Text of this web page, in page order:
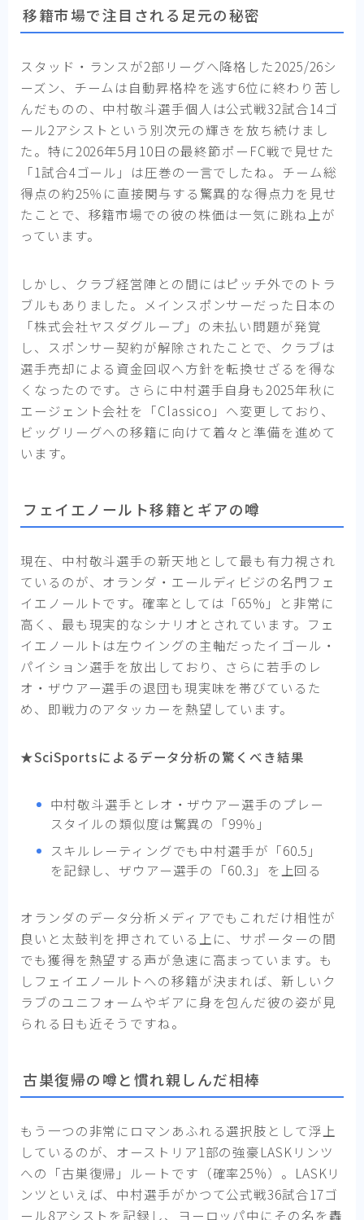
移籍市場で注目される足元の秘密
スタッド・ランスが2部リーグへ降格した2025/26シ
ーズン、チームは自動昇格枠を逃す6位に終わり苦し
んだものの、中村敬斗選手個人は公式戦32試合14ゴ
ール2アシストという別次元の輝きを放ち続けまし
た。特に2026年5月10日の最終節ポーFC戦で見せた
「1試合4ゴール」は圧巻の一言でしたね。チーム総
得点の約25％に直接関与する驚異的な得点力を見せ
たことで、移籍市場での彼の株価は一気に跳ね上が
っています。
しかし、クラブ経営陣との間にはピッチ外でのトラ
ブルもありました。メインスポンサーだった日本の
「株式会社ヤスダグループ」の未払い問題が発覚
し、スポンサー契約が解除されたことで、クラブは
選手売却による資金回収へ方針を転換せざるを得な
くなったのです。さらに中村選手自身も2025年秋に
エージェント会社を「Classico」へ変更しており、
ビッグリーグへの移籍に向けて着々と準備を進めて
います。
フェイエノールト移籍とギアの噂
現在、中村敬斗選手の新天地として最も有力視され
ているのが、オランダ・エールディビジの名門フェ
イエノールトです。確率としては「65%」と非常に
高く、最も現実的なシナリオとされています。フェ
イエノールトは左ウイングの主軸だったイゴール・
パイション選手を放出しており、さらに若手のレ
オ・ザウアー選手の退団も現実味を帯びているた
め、即戦力のアタッカーを熱望しています。
★SciSportsによるデータ分析の驚くべき結果
中村敬斗選手とレオ・ザウアー選手のプレー
スタイルの類似度は驚異の「99％」
スキルレーティングでも中村選手が「60.5」
を記録し、ザウアー選手の「60.3」を上回る
オランダのデータ分析メディアでもこれだけ相性が
良いと太鼓判を押されている上に、サポーターの間
でも獲得を熱望する声が急速に高まっています。も
しフェイエノールトへの移籍が決まれば、新しいク
ラブのユニフォームやギアに身を包んだ彼の姿が見
られる日も近そうですね。
古巣復帰の噂と慣れ親しんだ相棒
もう一つの非常にロマンあふれる選択肢として浮上
しているのが、オーストリア1部の強豪LASKリンツ
への「古巣復帰」ルートです（確率25%）。LASKリ
ンツといえば、中村選手がかつて公式戦36試合17ゴ
ール8アシストを記録し、ヨーロッパ中にその名を轟